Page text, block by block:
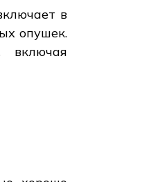
в
опушек.
включая